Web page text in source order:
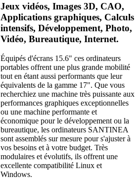
Jeux vidéos, Images 3D, CAO,
Applications graphiques, Calculs
intensifs, Développement, Photo,
Vidéo, Bureautique, Internet.
Équipés d'écrans 15.6" ces ordinateurs
portables offrent une plus grande mobilité
tout en étant aussi performants que leur
équivalents de la gamme 17". Que vous
recherchiez une machine très puissante aux
performances graphiques exceptionnelles
ou une machine performante et
économique pour le développement ou la
bureautique, les ordinateurs SANTINEA
sont assemblés sur mesure pour s'ajuster à
vos besoins et à votre budget. Très
modulaires et évolutifs, ils offrent une
excellente compatibilité Linux et
Windows.